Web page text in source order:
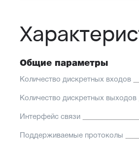
Общие параметры
Количество дискретных входов
Количество дискретных выходов
Интерфейс связи
Поддерживаемые протоколы